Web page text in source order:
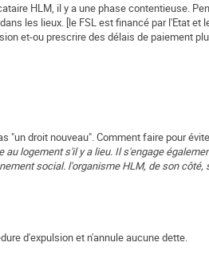
HLM, il y a une phase contentieuse.
les lieux. [le FSL est financé par l'Etat et
et-ou prescrire des délais de paiement
droit nouveau". Comment faire pour
logement s'il y a lieu. Il s'engage
social. l'organisme HLM, de son côté,
d'expulsion et n'annule aucune dette.